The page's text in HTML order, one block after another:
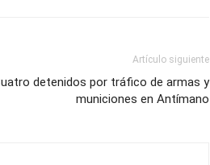
Artículo siguiente
detenidos por tráfico de armas y
municiones en Antímano